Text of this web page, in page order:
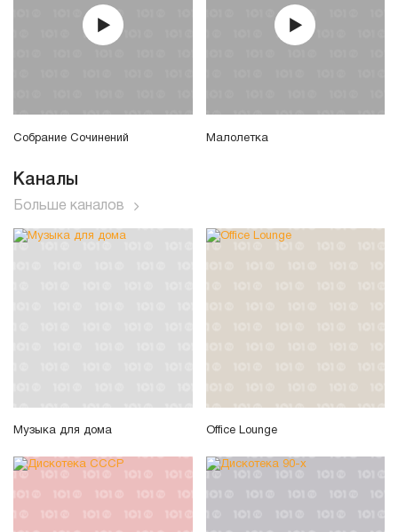
Собрание Сочинений Малолетка
Каналы
Больше каналов
Музыка для дома Office Lounge